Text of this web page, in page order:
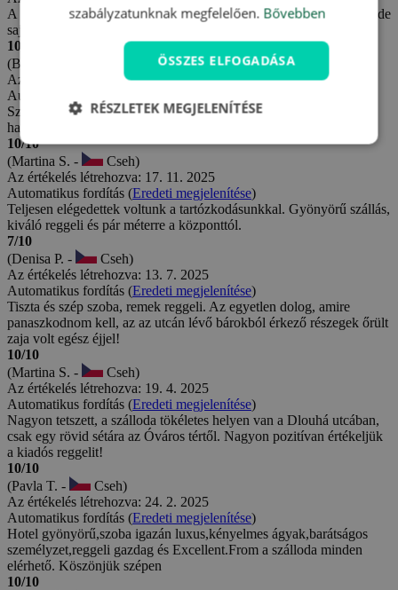
A leírásnak és a képeknek megfelelő szoba. Reggeli bőséges volt, de
sajnos az ételérzékenységgel nem nagyon tudtak mit kezdeni.
10/10
(Brigita K. -
Az értékelés létrehozva: 19. 12. 2025
Automatikus fordítás (
Személyzet nagyon barátságos, segítőkész, előzékeny, szép és
hangulatos szálloda, reggeli nagyon finom.
10/10
(Martina S. -
Cseh)
Az értékelés létrehozva: 17. 11. 2025
Automatikus fordítás (Eredeti megjelenítése)
Teljesen elégedettek voltunk a tartózkodásunkkal. Gyönyörű szállás,
kiváló reggeli és pár méterre a központtól.
7/10
(Denisa P. -
Cseh)
Az értékelés létrehozva: 13. 7. 2025
Automatikus fordítás (Eredeti megjelenítése)
Tiszta és szép szoba, remek reggeli. Az egyetlen dolog, amire
panaszkodnom kell, az az utcán lévő bárokból érkező részegek őrült
zaja volt egész éjjel!
10/10
(Martina S. -
Cseh)
Az értékelés létrehozva: 19. 4. 2025
Automatikus fordítás (Eredeti megjelenítése)
Nagyon tetszett, a szálloda tökéletes helyen van a Dlouhá utcában,
csak egy rövid sétára az Óváros tértől. Nagyon pozitívan értékeljük
a kiadós reggelit!
10/10
(Pavla T. -
Cseh)
Az értékelés létrehozva: 24. 2. 2025
Automatikus fordítás (Eredeti megjelenítése)
Hotel gyönyörű,szoba igazán luxus,kényelmes ágyak,barátságos
személyzet,reggeli gazdag és Excellent.From a szálloda minden
elérhető. Köszönjük szépen
10/10
szabályzatunknak megfelelően. Bővebben
ÖSSZES ELFOGADÁSA
RÉSZLETEK MEGJELENÍTÉSE